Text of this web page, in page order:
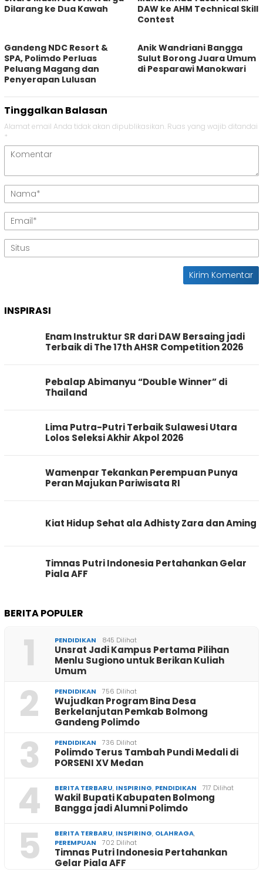
Dilarang ke Dua Kawah
DAW ke AHM Technical Skill
Contest
Gandeng NDC Resort &
SPA, Polimdo Perluas
Peluang Magang dan
Penyerapan Lulusan
Anik Wandriani Bangga
Sulut Borong Juara Umum
di Pesparawi Manokwari
Tinggalkan Balasan
Alamat email Anda tidak akan dipublikasikan. Ruas yang wajib ditandai
*
INSPIRASI
Enam Instruktur SR dari DAW Bersaing jadi
Terbaik di The 17th AHSR Competition 2026
Pebalap Abimanyu “Double Winner” di
Thailand
Lima Putra-Putri Terbaik Sulawesi Utara
Lolos Seleksi Akhir Akpol 2026
Wamenpar Tekankan Perempuan Punya
Peran Majukan Pariwisata RI
Kiat Hidup Sehat ala Adhisty Zara dan Aming
Timnas Putri Indonesia Pertahankan Gelar
Piala AFF
BERITA POPULER
1 PENDIDIKAN 845 Dilihat
Unsrat Jadi Kampus Pertama Pilihan
Menlu Sugiono untuk Berikan Kuliah
Umum
2 PENDIDIKAN 756 Dilihat
Wujudkan Program Bina Desa
Berkelanjutan Pemkab Bolmong
Gandeng Polimdo
3 PENDIDIKAN 736 Dilihat
Polimdo Terus Tambah Pundi Medali di
PORSENI XV Medan
4 BERITA TERBARU, INSPIRING, PENDIDIKAN 717 Dilihat
Wakil Bupati Kabupaten Bolmong
Bangga jadi Alumni Polimdo
5 BERITA TERBARU, INSPIRING, OLAHRAGA,
PEREMPUAN
702 Dilihat
Timnas Putri Indonesia Pertahankan
Gelar Piala AFF